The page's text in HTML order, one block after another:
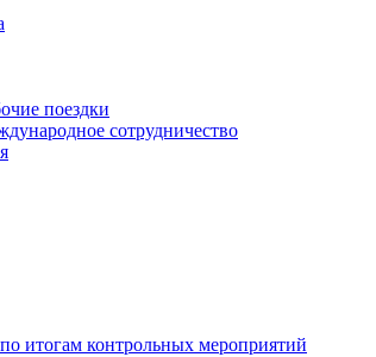
поездки
сотрудничество
итогам контрольных мероприятий